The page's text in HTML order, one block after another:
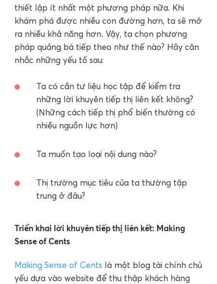
thiết lập ít nhất một phương pháp nữa. Khi
khám phá được nhiều con đường hơn, ta sẽ mở
ra nhiều khả năng hơn. Vậy, ta chọn phương
pháp quảng bá tiếp theo như thế nào? Hãy cân
nhắc những yếu tố sau:
Ta có cần tư liệu học tập để kiểm tra
những lời khuyên tiếp thị liên kết không?
(Những cách tiếp thị phổ biến thường có
nhiều nguồn lực hơn)
Ta muốn tạo loại nội dung nào?
Thị trường mục tiêu của ta thường tập
trung ở đâu?
Triển khai lời khuyên tiếp thị liên kết: Making
Sense of Cents
Making Sense of Cents là một blog tài chính chủ
yếu dựa vào website để thu thập khách hàng